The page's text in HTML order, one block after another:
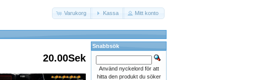
Varukorg Kassa Mitt konto
20.00Sek
Snabbsök
Använd nyckelord för att
hitta den produkt du söker